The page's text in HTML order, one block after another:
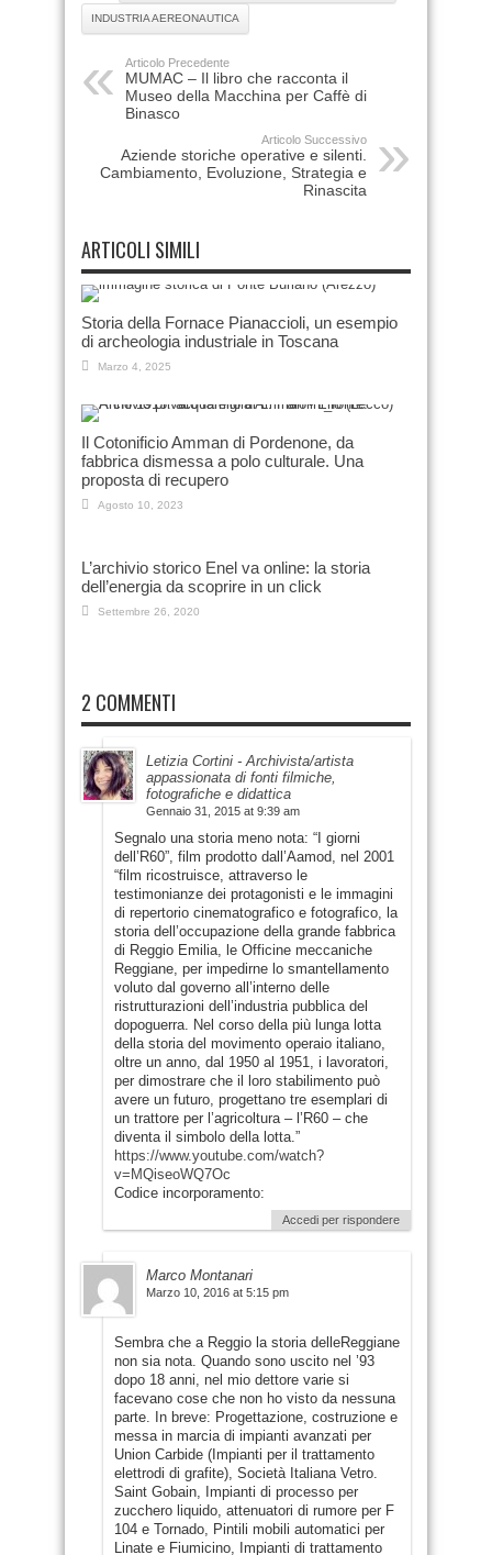
INDUSTRIA AEREONAUTICA
Articolo Precedente
MUMAC – Il libro che racconta il
Museo della Macchina per Caffè di
Binasco
Articolo Successivo
Aziende storiche operative e silenti.
Cambiamento, Evoluzione, Strategia e
Rinascita
ARTICOLI SIMILI
Storia della Fornace Pianaccioli, un esempio
di archeologia industriale in Toscana
Marzo 4, 2025
Il Cotonificio Amman di Pordenone, da
fabbrica dismessa a polo culturale. Una
proposta di recupero
Agosto 10, 2023
L’archivio storico Enel va online: la storia
dell’energia da scoprire in un click
Settembre 26, 2020
2 COMMENTI
Letizia Cortini - Archivista/artista
appassionata di fonti filmiche,
fotografiche e didattica
Gennaio 31, 2015 at 9:39 am
Segnalo una storia meno nota: “I giorni
dell’R60”, film prodotto dall’Aamod, nel 2001
“film ricostruisce, attraverso le
testimonianze dei protagonisti e le immagini
di repertorio cinematografico e fotografico, la
storia dell’occupazione della grande fabbrica
di Reggio Emilia, le Officine meccaniche
Reggiane, per impedirne lo smantellamento
voluto dal governo all’interno delle
ristrutturazioni dell’industria pubblica del
dopoguerra. Nel corso della più lunga lotta
della storia del movimento operaio italiano,
oltre un anno, dal 1950 al 1951, i lavoratori,
per dimostrare che il loro stabilimento può
avere un futuro, progettano tre esemplari di
un trattore per l’agricoltura – l’R60 – che
diventa il simbolo della lotta.”
https://www.youtube.com/watch?
v=MQiseoWQ7Oc
Codice incorporamento:
Accedi per rispondere
Marco Montanari
Marzo 10, 2016 at 5:15 pm
Sembra che a Reggio la storia delleReggiane
non sia nota. Quando sono uscito nel ’93
dopo 18 anni, nel mio dettore varie si
facevano cose che non ho visto da nessuna
parte. In breve: Progettazione, costruzione e
messa in marcia di impianti avanzati per
Union Carbide (Impianti per il trattamento
elettrodi di grafite), Società Italiana Vetro.
Saint Gobain, Impianti di processo per
zucchero liquido, attenuatori di rumore per F
104 e Tornado, Pintili mobili automatici per
Linate e Fiumicino, Impianti di trattamento